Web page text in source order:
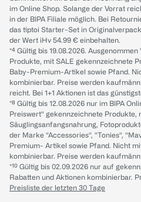
im Online Shop. Solange der Vorrat
in der BIPA Filiale möglich. Bei
das tiptoi Starter-Set in
der Wert iHv 54.99 € einbehalten.
*⁴ Gültig bis 19.08.2026.
Produkte, mit SALE gekennzeichnete
Baby-Premium-Artikel sowie Pfand.
kombinierbar. Preise werden
reicht. Bei 1+1 Aktionen ist das
*⁸ Gültig bis 12.08.2026 nur im BIPA
Preiswert“ gekennzeichnete Produkte,
Säuglingsanfangsnahrung,
der Marke “Accessories“, “Tonies“,
Premium- Artikel sowie Pfand. Nicht
kombinierbar. Preise werden
*¹⁰ Gültig bis 02.09.2026 nur auf
Rabatten und Aktionen kombinierbar.
Preisliste der letzten 30 Tage